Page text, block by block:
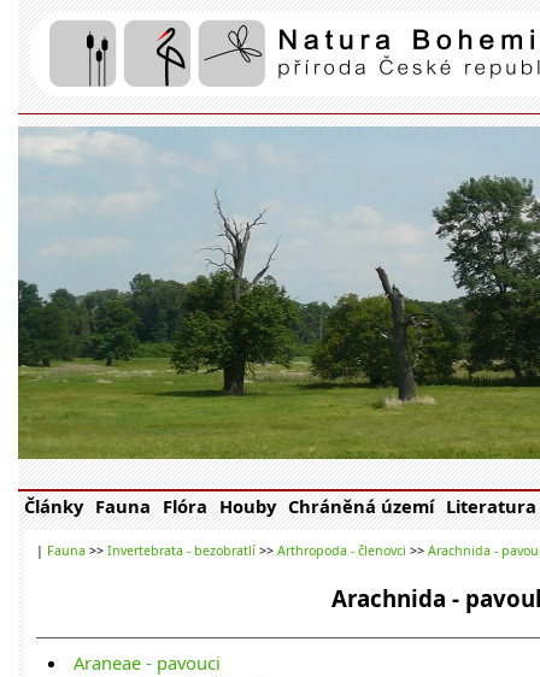
Články Fauna Flóra Houby Chráněná území Literatura
| Fauna >> Invertebrata - bezobratlí >> Arthropoda - členovci >> Arachnida -
Arachnida -
Araneae - pavouci